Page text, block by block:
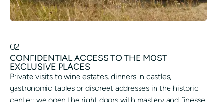
02
CONFIDENTIAL ACCESS TO THE MOST
EXCLUSIVE PLACES
Private visits to wine estates, dinners in castles,
gastronomic tables or discreet addresses in the historic
center: we open the right doors with mastery and finesse.